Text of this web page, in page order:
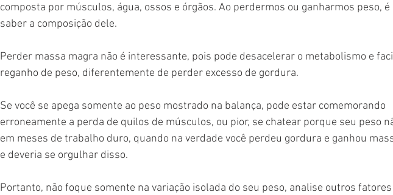
composta por músculos, água, ossos e órgãos. Ao perdermos ou ganharmos peso,
saber a composição dele.
Perder massa magra não é interessante, pois pode desacelerar o metabolismo e
reganho de peso, diferentemente de perder excesso de gordura.
Se você se apega somente ao peso mostrado na balança, pode estar comemorando
erroneamente a perda de quilos de músculos, ou pior, se chatear porque seu peso
em meses de trabalho duro, quando na verdade você perdeu gordura e ganhou
e deveria se orgulhar disso.
Portanto, não foque somente na variação isolada do seu peso, analise outros fatores